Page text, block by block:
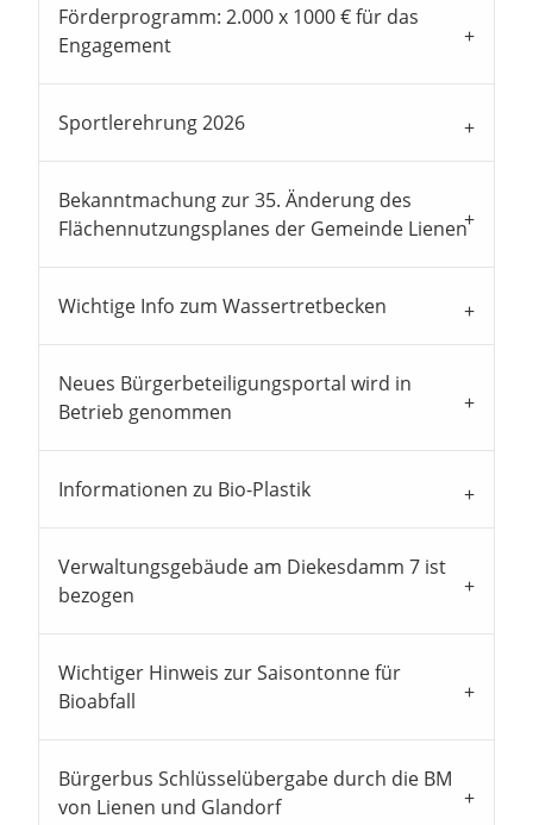
Förderprogramm: 2.000 x 1000 € für das
Engagement
Sportlerehrung 2026
Bekanntmachung zur 35. Änderung des
Flächennutzungsplanes der Gemeinde Lienen
Wichtige Info zum Wassertretbecken
Neues Bürgerbeteiligungsportal wird in
Betrieb genommen
Informationen zu Bio-Plastik
Verwaltungsgebäude am Diekesdamm 7 ist
bezogen
Wichtiger Hinweis zur Saisontonne für
Bioabfall
Bürgerbus Schlüsselübergabe durch die BM
von Lienen und Glandorf